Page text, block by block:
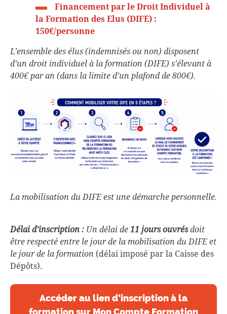
Financement par le Droit Individuel à
la Formation des Elus (DIFE) :
150€/personne
L’ensemble des élus (indemnisés ou non) disposent
d’un droit individuel à la formation (DIFE) s’élevant à
400€ par an (dans la limite d’un plafond de 800€).
La mobilisation du DIFE est une démarche personnelle.
Délai d’inscription : Un délai de11 jours ouvrésdoit
être respecté entre le jour de la mobilisation du DIFE et
le jour de la formation (délai imposé par la Caisse des
Dépôts).
Accéder au lien d’inscription à la